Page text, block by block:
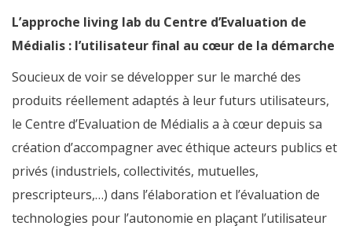
L’approche living lab du Centre d’Evaluation de
Médialis : l’utilisateur final au cœur de la démarche
Soucieux de voir se développer sur le marché des
produits réellement adaptés à leur futurs utilisateurs,
le Centre d’Evaluation de Médialis a à cœur depuis sa
création d’accompagner avec éthique acteurs publics et
privés (industriels, collectivités, mutuelles,
prescripteurs,…) dans l’élaboration et l’évaluation de
technologies pour l’autonomie en plaçant l’utilisateur